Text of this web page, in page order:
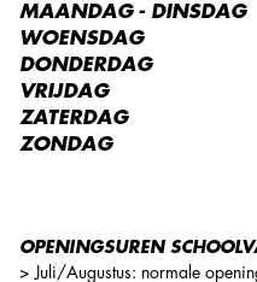
OPENINGSUREN
> Juli/Augustus: normale
MAANDAG - DINSDAG
WOENSDAG
DONDERDAG
VRIJDAG
ZATERDAG
ZONDAG